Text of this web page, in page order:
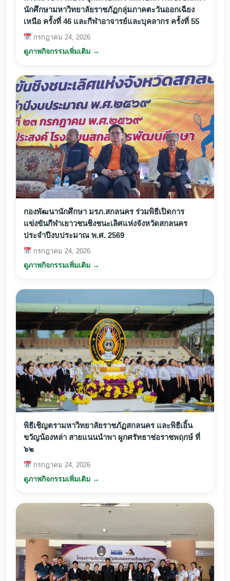
นักศึกษามหาวิทยาลัยราชภัฏกลุ่มภาคตะวันออกเฉียง
เหนือ ครั้งที่ 46 และกีฬาอาจารย์และบุคลากร ครั้งที่ 55
กรกฎาคม 24, 2026
ดูภาพกิจกรรมเพิ่มเติม →
กองพัฒนานักศึกษา มรภ.สกลนคร ร่วมพิธีเปิดการ
แข่งขันกีฬาเยาวชนชิงชนะเลิศแห่งจังหวัดสกลนคร
ประจำปีงบประมาณ พ.ศ. 2569
กรกฎาคม 24, 2026
ดูภาพกิจกรรมเพิ่มเติม →
พิธีเชิญตรามหาวิทยาลัยราชภัฏสกลนคร และพิธีเอิ้น
ขวัญน้องหล่า สายแนนนำพา ผูกศรัทธาช่อราชพฤกษ์ ที่
๖๒
กรกฎาคม 24, 2026
ดูภาพกิจกรรมเพิ่มเติม →